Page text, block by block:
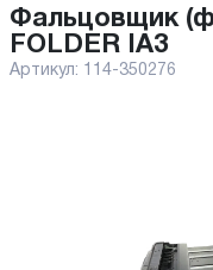
Фальцовщик (фолдер) V2D
FOLDER IA3
Артикул: 114-350276